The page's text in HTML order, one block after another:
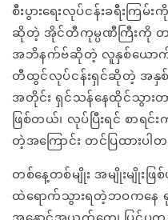
စီးပွားရေးလုပ်ငန်းခရီးကြမ်
ဆိုတဲ့ အိုင်တီကုမ္ပဏီကြီးကို
အဘိနက်ဗ်ဆိုတဲ့ လူနှစ်ယောက်
တီထွင်လုပ်ငန်းရှင်ဆိုတဲ့ အနှစ်
အတိုင်း ရှင်သန်နေထိုင်သွားတ
ဖြစ်တယ်၊ လုပ်ပြီးရင် စာ
တဲ့အကြောင်း တင်ပြထားပါ
တစ်နေ့တစ်မျိုး အမျိုးမျိုးဖြ
ထဲရောက်သွားရတဲ့ဘဝကနေ